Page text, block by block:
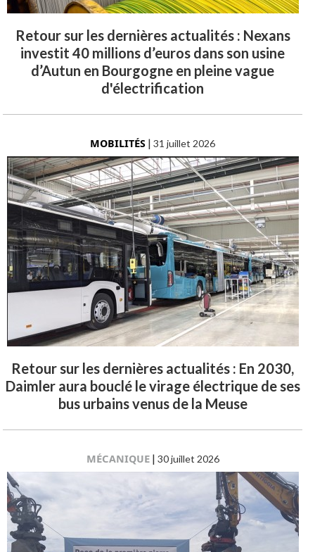
Retour sur les dernières actualités : Nexans
investit 40 millions d’euros dans son usine
d’Autun en Bourgogne en pleine vague
d'électrification
MOBILITÉS |31 juillet 2026
Retour sur les dernières actualités : En 2030,
Daimler aura bouclé le virage électrique de ses
bus urbains venus de la Meuse
MÉCANIQUE| 30 juillet 2026